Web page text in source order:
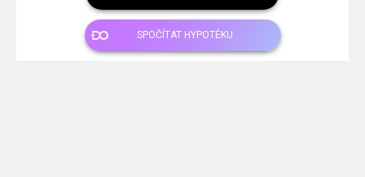
SPOČÍTAT HYPOTÉKU